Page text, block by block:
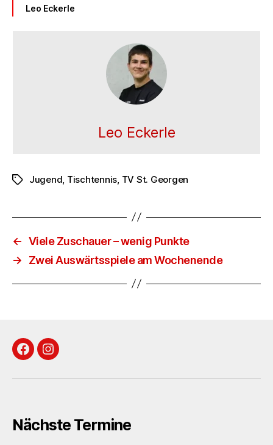
Leo Eckerle
Leo Eckerle
Schlagwörter
Jugend Tischtennis TV St. Georgen
← Viele Zuschauer – wenig Punkte
→
Zwei Auswärtsspiele am Wochenende
FacebookInstagram
Nächste Termine